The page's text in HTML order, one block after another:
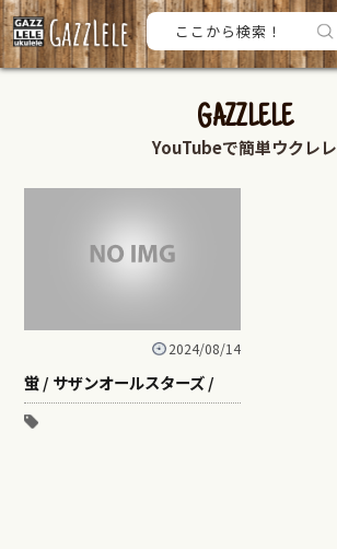
GAZZLELE
YouTubeで簡単ウクレレ
2024/08/14
蛍 / サザンオールスターズ /